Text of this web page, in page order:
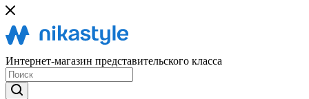
Интернет-магазин представительского класса